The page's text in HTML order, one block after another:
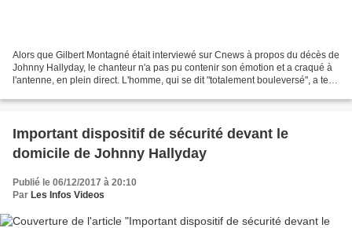
Alors que Gilbert Montagné était interviewé sur Cnews à propos du décès de
Johnny Hallyday, le chanteur n'a pas pu contenir son émotion et a craqué à
l'antenne, en plein direct. L'homme, qui se dit "totalement bouleversé", a tenu
Important dispositif de sécurité devant le
domicile de Johnny Hallyday
Publié le 06/12/2017 à 20:10
Par Les Infos Videos